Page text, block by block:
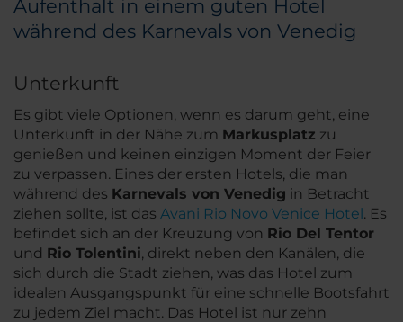
Aufenthalt in einem guten Hotel
während des Karnevals von Venedig
Unterkunft
Es gibt viele Optionen, wenn es darum geht, eine
Unterkunft in der Nähe zum Markusplatz zu
genießen und keinen einzigen Moment der Feier
zu verpassen. Eines der ersten Hotels, die man
während des Karnevals von Venedig in Betracht
ziehen sollte, ist das Avani Rio Novo Venice Hotel. Es
befindet sich an der Kreuzung von Rio Del Tentor
und Rio Tolentini, direkt neben den Kanälen, die
sich durch die Stadt ziehen, was das Hotel zum
idealen Ausgangspunkt für eine schnelle Bootsfahrt
zu jedem Ziel macht. Das Hotel ist nur zehn